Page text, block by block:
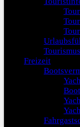
Tourismus
Freizeit